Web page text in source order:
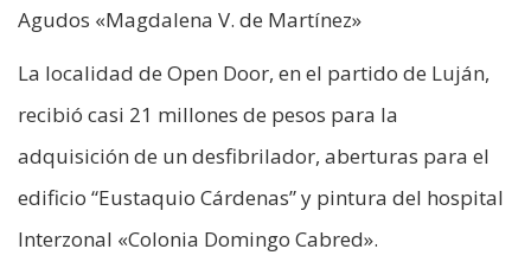
Agudos «Magdalena V. de Martínez»
La localidad de Open Door, en el partido de Luján,
recibió casi 21 millones de pesos para la
adquisición de un desfibrilador, aberturas para el
edificio “Eustaquio Cárdenas” y pintura del hospital
Interzonal «Colonia Domingo Cabred».